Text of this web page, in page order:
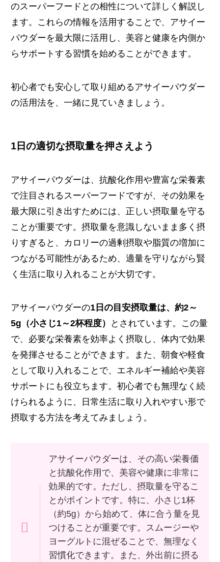
のスーパーフードとの相性について詳しく解説し
ます。これらの情報を活用することで、アサイー
パウダーを最大限に活用し、美容と健康を内側か
らサポートする習慣を始めることができます。
初心者でも安心して取り組めるアサイーパウダー
の活用法を、一緒に見ていきましょう。
1日の適切な摂取量を押さえよう
アサイーパウダーは、抗酸化作用や豊富な栄養素
で注目されるスーパーフードですが、その効果を
最大限に引き出すためには、正しい摂取量を守る
ことが重要です。摂取量を意識しないまま多く摂
りすぎると、カロリーの過剰摂取や脂質の増加に
つながる可能性があるため、適量を守りながら賢
く生活に取り入れることが大切です。
アサイーパウダーの1日の目安摂取量は、約2～
5g（小さじ1～2杯程度）
とされています。この量
で、必要な栄養素を効率よく摂取し、体内で効果
を発揮させることができます。また、朝食や軽食
として取り入れることで、エネルギー補給や美容
サポートにも役立ちます。初心者でも無理なく続
けられるように、日常生活に取り入れやすい形で
摂取する方法を考えてみましょう。
アサイーパウダーは、その高い栄養価
と抗酸化作用で、美容や健康に非常に
効果的です。ただし、摂取量を守るこ
とがポイントです。特に、小さじ1杯
（約5g）から始めて、体に合う量を見
つけることが重要です。スムージーや
ヨーグルトに混ぜることで、無理なく
習慣化できます。また、外出前に摂る